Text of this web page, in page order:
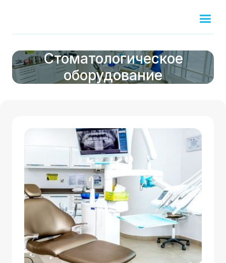
Стоматологическое
оборудование